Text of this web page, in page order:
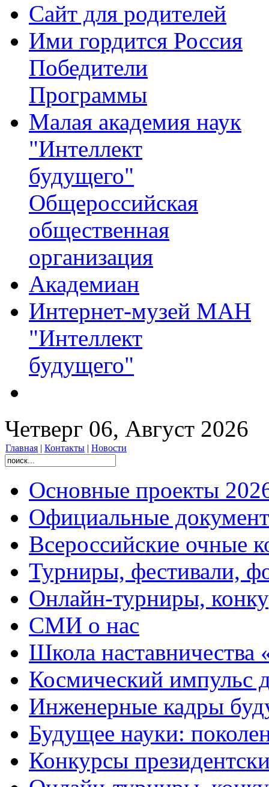
Сайт для родителей
Ими гордится Россия
Победители
Программы
Малая академия наук
"Интеллект
будущего"
Общероссийская
общественная
организация
Академиан
Интернет-музей МАН
"Интеллект
будущего"
Четверг 06, Август 2026
Главная | Контакты | Новости
Основные проекты
Официальные
Всероссийские очные
Турниры, фестивали,
Онлайн-турниры,
СМИ о нас
Школа
Космический импульс
Инженерные кадры
Будущее науки:
Конкурсы